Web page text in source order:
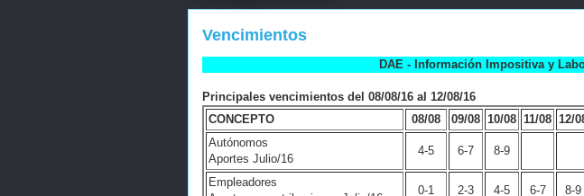
Vencimientos
DAE - Información Impositiva y
Principales vencimientos del 08/08/16 al 12/08/16
CONCEPTO
08/08 09/08 10/08 11/08 12/
Autónomos
Aportes Julio/16
4-5 6-7 8-9
Empleadores
0-1 2-3 4-5 6-7 8-9